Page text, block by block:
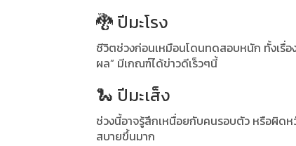
🐉 ปีมะโรง
ชีวิตช่วงก่อนเหมือนโดนทดสอบหนัก ทั้งเรื่อ
ผล” มีเกณฑ์ได้ข่าวดีเร็วๆนี้
🐍 ปีมะเส็ง
ช่วงนี้อาจรู้สึกเหนื่อยกับคนรอบตัว หรือผิดห
สบายขึ้นมาก